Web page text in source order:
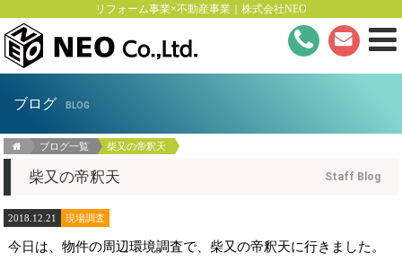
リフォーム事業×不動産事業｜株式会社NEO
ブログ BLOG
ブログ一覧 柴又の帝釈天
柴又の帝釈天 Staff Blog
2018.12.21 現場調査
今日は、物件の周辺環境調査で、柴又の帝釈天に行きました。